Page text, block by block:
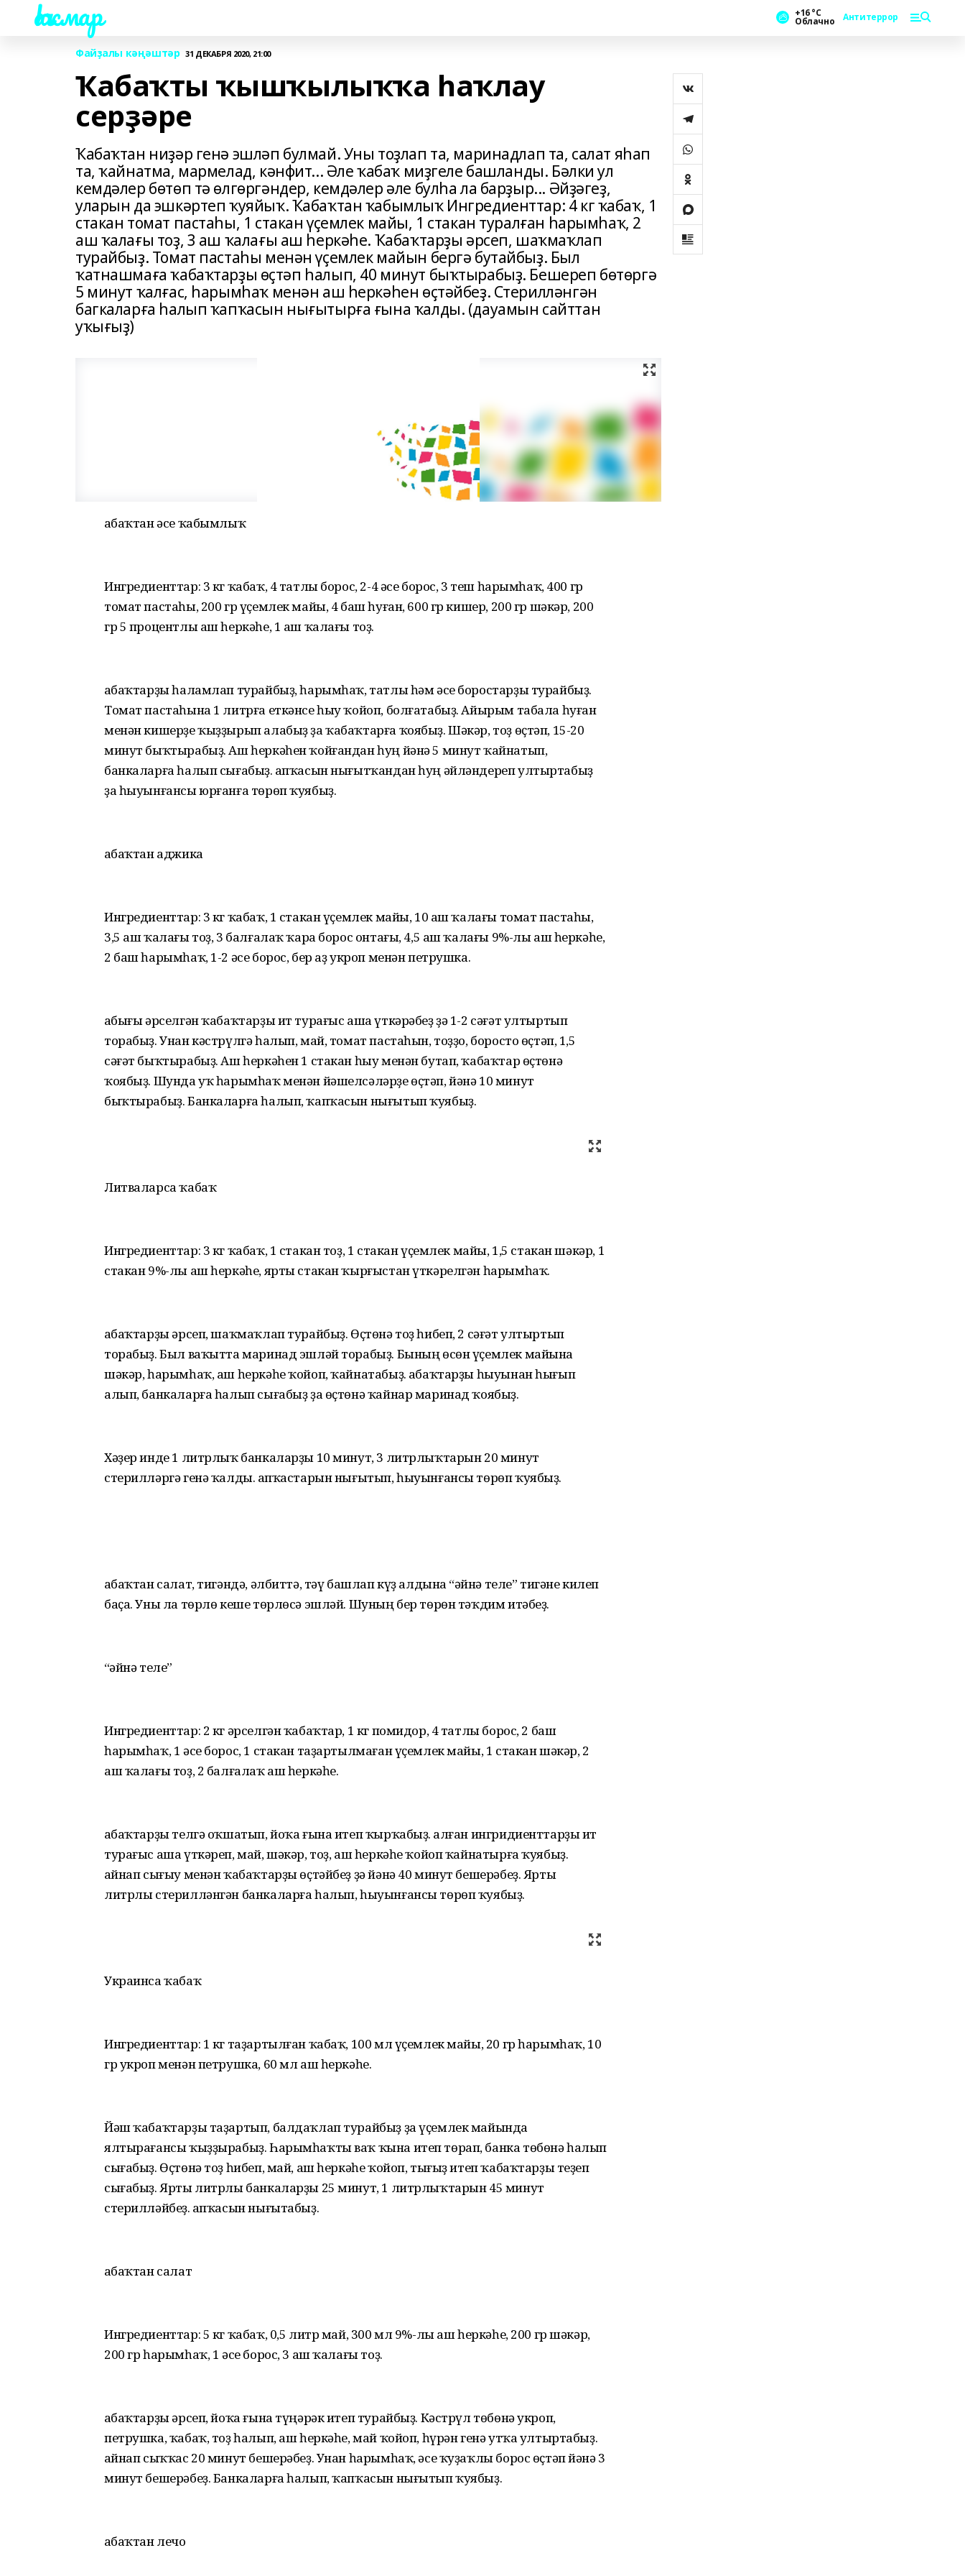
Һаҡмар +16 °С
Облачно Антитеррор
Файҙалы кәңәштәр 31 ДЕКАБРЯ 2020, 21:00
Ҡабаҡты ҡышҡылыҡҡа һаҡлау
серҙәре
Ҡабаҡтан ниҙәр генә эшләп булмай. Уны тоҙлап та, маринадлап та, салат яһап
та, ҡайнатма, мармелад, кәнфит... Әле ҡабаҡ миҙгеле башланды. Бәлки ул
кемдәлер бөтөп тә өлгөргәндер, кемдәлер әле булһа ла барҙыр... Әйҙәгеҙ,
уларын да эшкәртеп ҡуяйыҡ. Ҡабаҡтан ҡабымлыҡ Ингредиенттар: 4 кг ҡабаҡ, 1
стакан томат пастаһы, 1 стакан үҫемлек майы, 1 стакан туралған һарымһаҡ, 2
аш ҡалағы тоҙ, 3 аш ҡалағы аш һеркәһе. Ҡабаҡтарҙы әрсеп, шаҡмаҡлап
турайбыҙ. Томат пастаһы менән үҫемлек майын бергә бутайбыҙ. Был
ҡатнашмаға ҡабаҡтарҙы өҫтәп һалып, 40 минут быҡтырабыҙ. Бешереп бөтөргә
5 минут ҡалғас, һарымһаҡ менән аш һеркәһен өҫтәйбеҙ. Стерилләнгән
багкаларға һалып ҡапҡасын нығытырға ғына ҡалды. (дауамын сайттан
уҡығыҙ)
Ҡабаҡтан әсе ҡабымлыҡ
Ингредиенттар: 3 кг ҡабаҡ, 4 татлы борос, 2-4 әсе борос, 3 теш һарымһаҡ, 400 гр
томат пастаһы, 200 гр үҫемлек майы, 4 баш һуған, 600 гр кишер, 200 гр шәкәр, 200
гр 5 процентлы аш һеркәһе, 1 аш ҡалағы тоҙ.
Ҡабаҡтарҙы һаламлап турайбыҙ, һарымһаҡ, татлы һәм әсе боростарҙы турайбыҙ.
Томат пастаһына 1 литрға еткәнсе һыу ҡойоп, болғатабыҙ. Айырым табала һуған
менән кишерҙе ҡыҙҙырып алабыҙ ҙа ҡабаҡтарға ҡоябыҙ. Шәкәр, тоҙ өҫтәп, 15-20
минут быҡтырабыҙ. Аш һеркәһен ҡойғандан һуң йәнә 5 минут ҡайнатып,
банкаларға һалып сығабыҙ. Ҡапҡасын нығытҡандан һуң әйләндереп ултыртабыҙ
ҙа һыуынғансы юрғанға төрөп ҡуябыҙ.
Ҡабаҡтан аджика
Ингредиенттар: 3 кг ҡабаҡ, 1 стакан үҫемлек майы, 10 аш ҡалағы томат пастаһы,
3,5 аш ҡалағы тоҙ, 3 балғалаҡ ҡара борос онтағы, 4,5 аш ҡалағы 9%-лы аш һеркәһе,
2 баш һарымһаҡ, 1-2 әсе борос, бер аҙ укроп менән петрушка.
Ҡабығы әрселгән ҡабаҡтарҙы ит турағыс аша үткәрәбеҙ ҙә 1-2 сәғәт ултыртып
торабыҙ. Унан кәстрүлгә һалып, май, томат пастаһын, тоҙҙо, боросто өҫтәп, 1,5
сәғәт быҡтырабыҙ. Аш һеркәһен 1 стакан һыу менән бутап, ҡабаҡтар өҫтөнә
ҡоябыҙ. Шунда уҡ һарымһаҡ менән йәшелсәләрҙе өҫтәп, йәнә 10 минут
быҡтырабыҙ. Банкаларға һалып, ҡапҡасын нығытып ҡуябыҙ.
Литваларса ҡабаҡ
Ингредиенттар: 3 кг ҡабаҡ, 1 стакан тоҙ, 1 стакан үҫемлек майы, 1,5 стакан шәкәр, 1
стакан 9%-лы аш һеркәһе, ярты стакан ҡырғыстан үткәрелгән һарымһаҡ.
Ҡабаҡтарҙы әрсеп, шаҡмаҡлап турайбыҙ. Өҫтөнә тоҙ һибеп, 2 сәғәт ултыртып
торабыҙ. Был ваҡытта маринад эшләй торабыҙ. Бының өсөн үҫемлек майына
шәкәр, һарымһаҡ, аш һеркәһе ҡойоп, ҡайнатабыҙ. Ҡабаҡтарҙы һыуынан һығып
алып, банкаларға һалып сығабыҙ ҙа өҫтөнә ҡайнар маринад ҡоябыҙ.
Хәҙер инде 1 литрлыҡ банкаларҙы 10 минут, 3 литрлыҡтарын 20 минут
стерилләргә генә ҡалды. Ҡапҡастарын нығытып, һыуынғансы төрөп ҡуябыҙ.
Ҡабаҡтан салат, тигәндә, әлбиттә, тәү башлап күҙ алдына “Ҡәйнә теле” тигәне килеп
баҫа. Уны ла төрлө кеше төрлөсә эшләй. Шуның бер төрөн тәҡдим итәбеҙ.
“Ҡәйнә теле”
Ингредиенттар: 2 кг әрселгән ҡабаҡтар, 1 кг помидор, 4 татлы борос, 2 баш
һарымһаҡ, 1 әсе борос, 1 стакан таҙартылмаған үҫемлек майы, 1 стакан шәкәр, 2
аш ҡалағы тоҙ, 2 балғалаҡ аш һеркәһе.
Ҡабаҡтарҙы телгә оҡшатып, йоҡа ғына итеп ҡырҡабыҙ. Ҡалған ингридиенттарҙы ит
турағыс аша үткәреп, май, шәкәр, тоҙ, аш һеркәһе ҡойоп ҡайнатырға ҡуябыҙ.
Ҡайнап сығыу менән ҡабаҡтарҙы өҫтәйбеҙ ҙә йәнә 40 минут бешерәбеҙ. Ярты
литрлы стерилләнгән банкаларға һалып, һыуынғансы төрөп ҡуябыҙ.
Украинса ҡабаҡ
Ингредиенттар: 1 кг таҙартылған ҡабаҡ, 100 мл үҫемлек майы, 20 гр һарымһаҡ, 10
гр укроп менән петрушка, 60 мл аш һеркәһе.
Йәш ҡабаҡтарҙы таҙартып, балдаҡлап турайбыҙ ҙа үҫемлек майында
ялтырағансы ҡыҙҙырабыҙ. Һарымһаҡты ваҡ ҡына итеп төрап, банка төбөнә һалып
сығабыҙ. Өҫтөнә тоҙ һибеп, май, аш һеркәһе ҡойоп, тығыҙ итеп ҡабаҡтарҙы теҙеп
сығабыҙ. Ярты литрлы банкаларҙы 25 минут, 1 литрлыҡтарын 45 минут
стерилләйбеҙ. Ҡапҡасын нығытабыҙ.
Ҡабаҡтан салат
Ингредиенттар: 5 кг ҡабаҡ, 0,5 литр май, 300 мл 9%-лы аш һеркәһе, 200 гр шәкәр,
200 гр һарымһаҡ, 1 әсе борос, 3 аш ҡалағы тоҙ.
Ҡабаҡтарҙы әрсеп, йоҡа ғына түңәрәк итеп турайбыҙ. Кәстрүл төбөнә укроп,
петрушка, ҡабаҡ, тоҙ һалып, аш һеркәһе, май ҡойоп, һүрән генә утҡа ултыртабыҙ.
Ҡайнап сыҡҡас 20 минут бешерәбеҙ. Унан һарымһаҡ, әсе ҡуҙаҡлы борос өҫтәп йәнә 3
минут бешерәбеҙ. Банкаларға һалып, ҡапҡасын нығытып ҡуябыҙ.
Ҡабаҡтан лечо